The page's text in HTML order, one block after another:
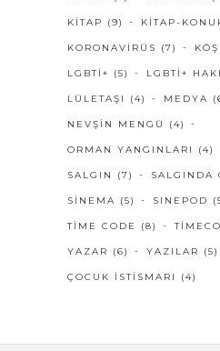
KITAP (9) KITAP-
KORONAVIRÜS (7)
LGBTI+ (5) LGBTI+
LÜLETAŞI (4) MEDYA
NEVŞIN MENGÜ (4)
ORMAN YANGINLARI (4)
SALGIN (7) SALGINDA
SINEMA (5) SINEPOD
TIME CODE (8)
YAZAR (6) YAZILAR (5)
ÇOCUK İSTISMARI (4)